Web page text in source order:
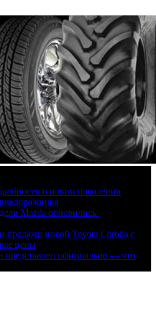
о новом поколении
Mazda обновились:
продажи новой Toyota Corolla с
цены
представлен официально — что